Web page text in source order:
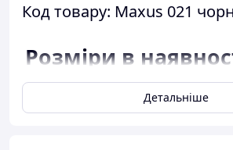
Код товару: Maxus 021
Розміри в
42, 43, 44,
Відповідність
Детальніше